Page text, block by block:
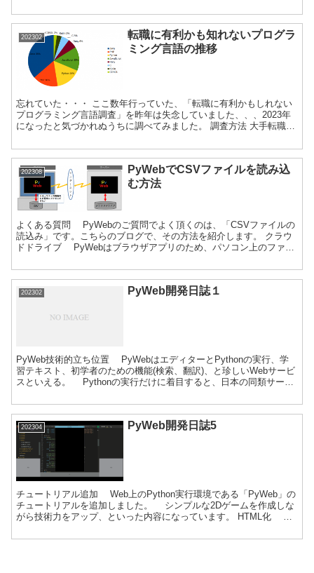
202302
転職に有利かも知れないプログラ
ミング言語の推移
忘れていた・・・ ここ数年行っていた、「転職に有利かもしれない
プログラミング言語調査」を昨年は失念していました、、、2023年
になったと気づかれぬうちに調べてみました。 調査方法 大手転職サ
202308
PyWebでCSVファイルを読み込
む方法
よくある質問 PyWebのご質問でよく頂くのは、「CSVファイルの
読込み」です。こちらのブログで、その方法を紹介します。 クラウ
ドドライブ PyWebはブラウザアプリのため、パソコン上のファイ
202302 PyWeb開発日誌１
PyWeb技術的立ち位置 PyWebはエディターとPythonの実行、学
習テキスト、初学者のための機能(検索、翻訳)、と珍しいWebサービ
スといえる。 Pythonの実行だけに着目すると、日本の同類サービ
202304 PyWeb開発日誌5
チュートリアル追加 Web上のPython実行環境である「PyWeb」の
チュートリアルを追加しました。 シンプルな2Dゲームを作成しな
がら技術力をアップ、といった内容になっています。 HTML化